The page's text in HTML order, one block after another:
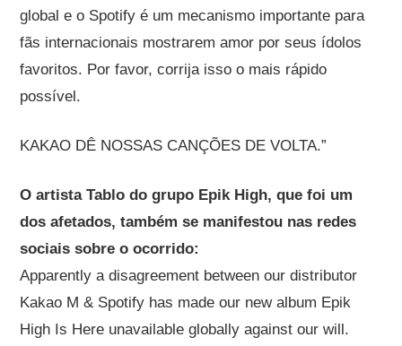
global e o Spotify é um mecanismo importante para
fãs internacionais mostrarem amor por seus ídolos
favoritos. Por favor, corrija isso o mais rápido
possível.
KAKAO DÊ NOSSAS CANÇÕES DE VOLTA.”
O artista Tablo do grupo Epik High, que foi um
dos afetados, também se manifestou nas redes
sociais sobre o ocorrido:
Apparently a disagreement between our distributor
Kakao M & Spotify has made our new album Epik
High Is Here unavailable globally against our will.